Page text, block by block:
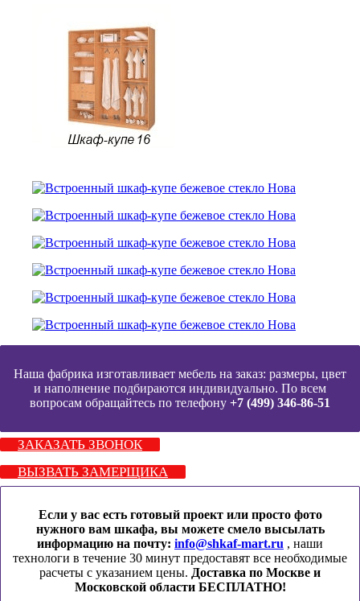
Наша фабрика изготавливает мебель на заказ: размеры, цвет
и наполнение подбираются индивидуально. По всем
вопросам обращайтесь по телефону +7 (499) 346-86-51
ЗАКАЗАТЬ ЗВОНОК
ВЫЗВАТЬ ЗАМЕРЩИКА
Если у вас есть готовый проект или просто фото
нужного вам шкафа, вы можете смело высылать
информацию на почту: info@shkaf-mart.ru , наши
технологи в течение 30 минут предоставят все необходимые
расчеты с указанием цены. Доставка по Москве и
Московской области БЕСПЛАТНО!